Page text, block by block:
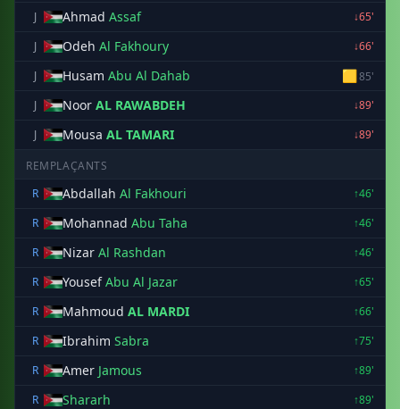
J
Ahmad Assaf
↓65'
J
Odeh Al Fakhoury
↓66'
J
Husam Abu Al Dahab 🟨85'
J
Noor AL RAWABDEH
↓89'
J
Mousa AL TAMARI ↓89'
REMPLAÇANTS
R
Abdallah Al Fakhouri
↑46'
R
Mohannad Abu Taha
↑46'
R
Nizar Al Rashdan
↑46'
R
YousefAbu Al Jazar
↑65'
R
Mahmoud AL MARDI
↑66'
R
Ibrahim Sabra
↑75'
R
Amer Jamous
↑89'
R
Shararh
↑89'